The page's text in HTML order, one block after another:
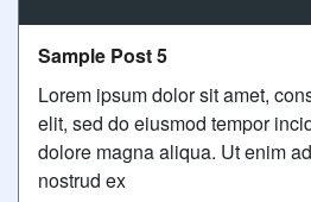
Sample Post 5
Lorem ipsum dolor sit amet,
elit, sed do eiusmod tempor
dolore magna aliqua. Ut enim
nostrud ex